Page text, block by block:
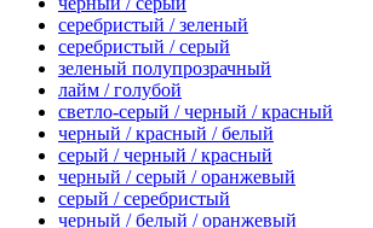
серебристый / зеленый
серебристый / серый
зеленый полупрозрачный
лайм / голубой
светло-серый / черный / красный
черный / красный / белый
серый / черный / красный
черный / серый / оранжевый
серый / серебристый
черный / белый / оранжевый